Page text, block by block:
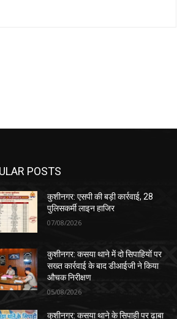
POSTS
कुशीनगर: एसपी की बड़ी कार्रवाई, 28
पुलिसकर्मी लाइन हाजिर
07/08/2026
कुशीनगर: कसया थाने में दो सिपाहियों पर
सख्त कार्रवाई के बाद डीआईजी ने किया
औचक निरीक्षण
05/08/2026
कुशीनगर: कसया थाने के सिपाही पर ढाबा